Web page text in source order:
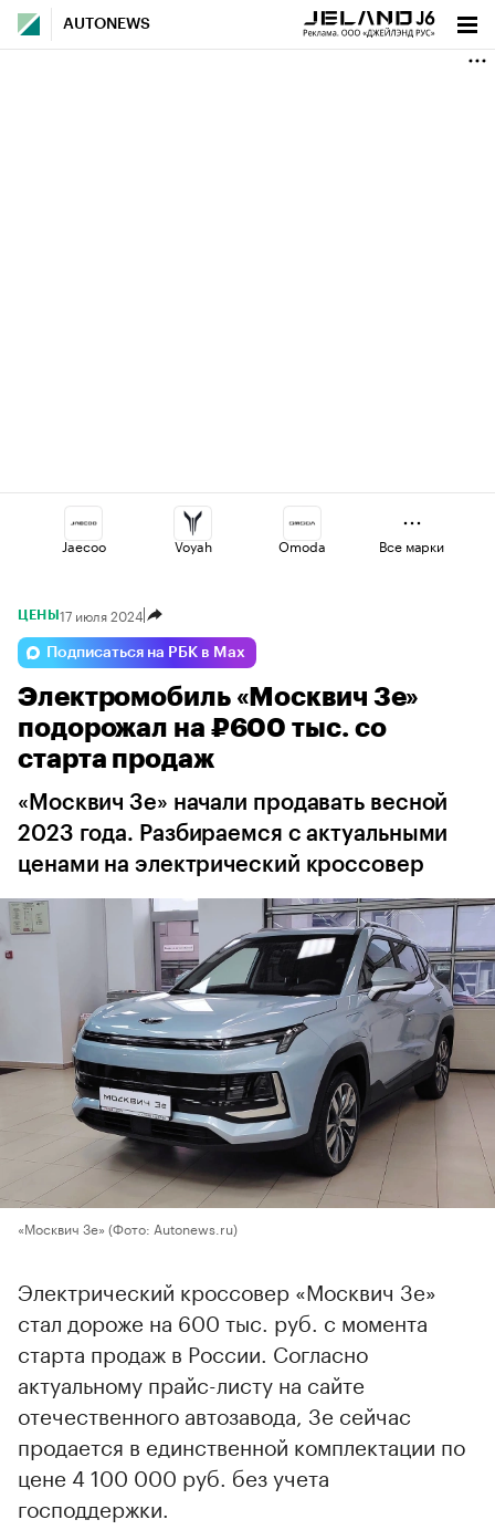
AUTONEWS
Jaecoo Voyah Omoda
Lada
Esteo Volga Geely
Все марки
ЦЕНЫ 17 июля 2024
Подписаться на РБК в Max
Электромобиль «Москвич 3е»
подорожал на ₽600 тыс. со
старта продаж
«Москвич 3е» начали продавать весной
2023 года. Разбираемся с актуальными
ценами на электрический кроссовер
«Москвич 3е» (Фото: Autonews.ru)
Электрический кроссовер «Москвич 3е»
стал дороже на 600 тыс. руб. с момента
старта продаж в России. Согласно
актуальному прайс-листу на сайте
отечественного автозавода, 3е сейчас
продается в единственной комплектации по
цене 4 100 000 руб. без учета
господдержки.